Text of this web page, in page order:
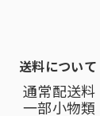
送料について
通常配送
一部小物類